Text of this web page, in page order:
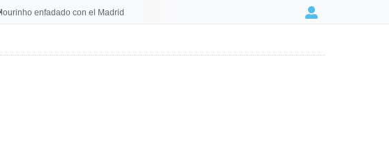
enfadado con el Madrid Login